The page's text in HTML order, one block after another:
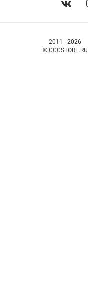
2011 - 2026
© CCCSTORE.RU